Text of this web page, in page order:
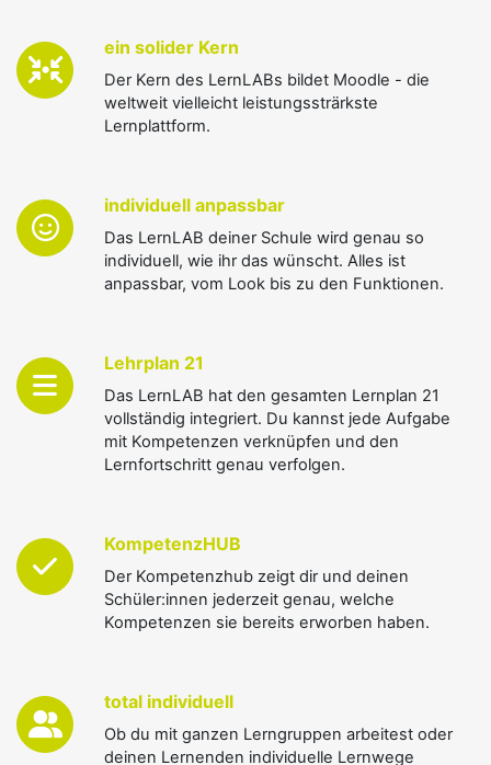
ein solider Kern
Der Kern des LernLABs bildet Moodle - die
weltweit vielleicht leistungssträrkste
Lernplattform.
individuell anpassbar
Das LernLAB deiner Schule wird genau so
individuell, wie ihr das wünscht. Alles ist
anpassbar, vom Look bis zu den Funktionen.
Lehrplan 21
Das LernLAB hat den gesamten Lernplan 21
vollständig integriert. Du kannst jede Aufgabe
mit Kompetenzen verknüpfen und den
Lernfortschritt genau verfolgen.
KompetenzHUB
Der Kompetenzhub zeigt dir und deinen
Schüler:innen jederzeit genau, welche
Kompetenzen sie bereits erworben haben.
total individuell
Ob du mit ganzen Lerngruppen arbeitest oder
deinen Lernenden individuelle Lernwege